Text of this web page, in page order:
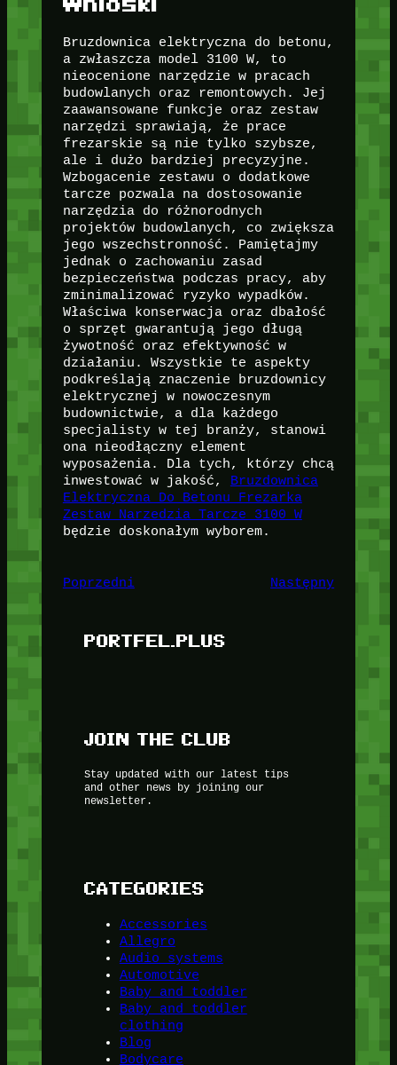
Bruzdownica elektryczna do betonu,
a zwłaszcza model 3100 W, to
nieocenione narzędzie w pracach
budowlanych oraz remontowych. Jej
zaawansowane funkcje oraz zestaw
narzędzi sprawiają, że prace
frezarskie są nie tylko szybsze,
ale i dużo bardziej precyzyjne.
Wzbogacenie zestawu o dodatkowe
tarcze pozwala na dostosowanie
narzędzia do różnorodnych
projektów budowlanych, co zwiększa
jego wszechstronność. Pamiętajmy
jednak o zachowaniu zasad
bezpieczeństwa podczas pracy, aby
zminimalizować ryzyko wypadków.
Właściwa konserwacja oraz dbałość
o sprzęt gwarantują jego długą
żywotność oraz efektywność w
działaniu. Wszystkie te aspekty
podkreślają znaczenie bruzdownicy
elektrycznej w nowoczesnym
budownictwie, a dla każdego
specjalisty w tej branży, stanowi
ona nieodłączny element
wyposażenia. Dla tych, którzy chcą
inwestować w jakość, Bruzdownica
Elektryczna Do Betonu Frezarka
Zestaw Narzedzia Tarcze 3100 W
będzie doskonałym wyborem.
Poprzedni Następny
PORTFEL.PLUS
JOIN THE CLUB
Stay updated with our latest tips
and other news by joining our
newsletter.
CATEGORIES
Accessories
Allegro
Audio systems
Automotive
Baby and toddler
Baby and toddler
clothing
Blog
Bodycare